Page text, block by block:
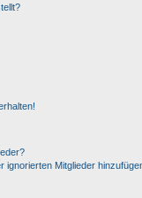
Mitglieder